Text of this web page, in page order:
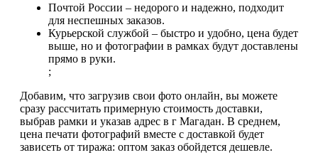
Почтой России – недорого и надежно, подходит
для неспешных заказов.
Курьерской службой – быстро и удобно, цена будет
выше, но и фотографии в рамках будут доставлены
прямо в руки.
;
Добавим, что загрузив свои фото онлайн, вы можете
сразу рассчитать примерную стоимость доставки,
выбрав рамки и указав адрес в г Магадан. В среднем,
цена печати фотографий вместе с доставкой будет
зависеть от тиража: оптом заказ обойдется дешевле.